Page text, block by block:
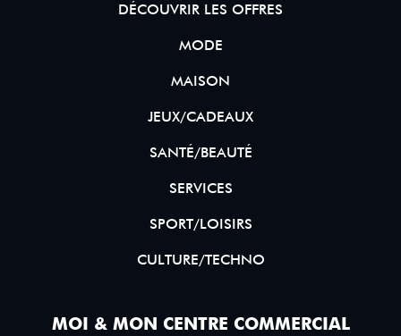
DÉCOUVRIR LES OFFRES
MODE
MAISON
JEUX/CADEAUX
SANTÉ/BEAUTÉ
SERVICES
SPORT/LOISIRS
CULTURE/TECHNO
MOI & MON CENTRE COMMERCIAL